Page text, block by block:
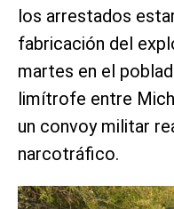
los arrestados
fabricación del
martes en el
limítrofe entre
un convoy militar
narcotráfico.